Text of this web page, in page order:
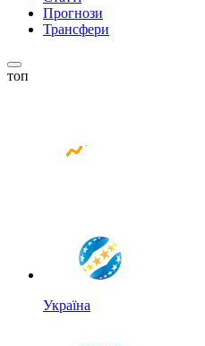
Прогнози
Трансфери
топ
Україна